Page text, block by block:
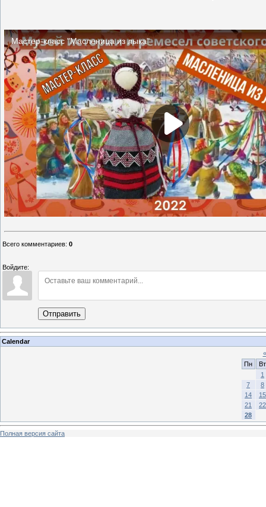
Всего комментариев: 0
Войдите:
Отправить
Calendar
«
Пн
Вт
1
7
8
14
15
21
22
28
Полная версия сайта